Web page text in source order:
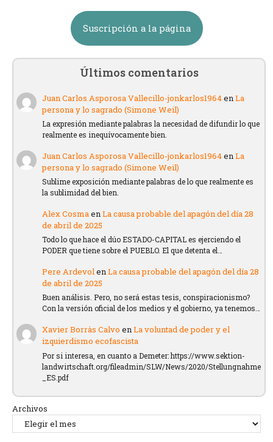
Suscripción a la página
Últimos comentarios
Juan Carlos Asporosa Vallecillo-jonkarlos1964enLa
persona y lo sagrado (Simone Weil)
La expresión mediante palabras la necesidad de difundir lo que
realmente es inequívocamente bien.
Juan Carlos Asporosa Vallecillo-jonkarlos1964enLa
persona y lo sagrado (Simone Weil)
Sublime exposición mediante palabras de lo que realmente es
la sublimidad del bien.
Alex CosmaenLa causa probable del apagón del día 28
de abril de 2025
Todo lo que hace el dúo ESTADO-CAPITAL es ejerciendo el
PODER que tiene sobre el PUEBLO. El que detenta el…
Pere ArdevolenLa causa probable del apagón del día 28
de abril de 2025
Buen análisis. Pero, no será estas tesis, conspiracionismo?
Con la versión oficial de los medios y el gobierno, ya tenemos…
Xavier Borràs Calvo enLa voluntad de poder y el
izquierdismo ecofascista
Por si interesa, en cuanto a Demeter: https://www.sektion-
landwirtschaft.org/fileadmin/SLW/News/2020/Stellungnahme
_ES.pdf
Archivos